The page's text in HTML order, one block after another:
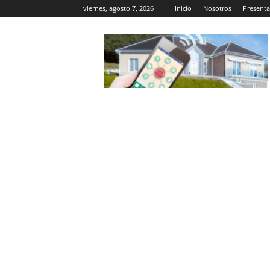
viernes, agosto 7, 2026 Inicio Nosotros
Casa
Inteligente
Wifi